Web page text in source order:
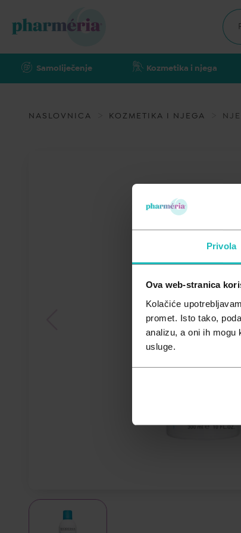
Privola
Ova web-stranica
Kolačiće
promet. Isto tako,
analizu, a oni ih mogu
usluge.
Samoliječenje Kozmetika i njega
NASLOVNICA KOZMETIKA I NJEGA